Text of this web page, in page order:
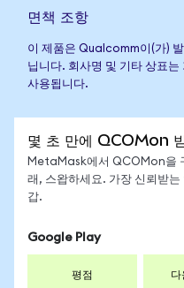
면책 조항
이 제품은 Qualcomm이(가)
닙니다. 회사명 및 기타 상표
사용됩니다.
몇 초 만에 QCOMon
MetaMask에서 QCOMon을
래, 스왑하세요. 가장 신뢰받는
갑.
Google Play
평점 다